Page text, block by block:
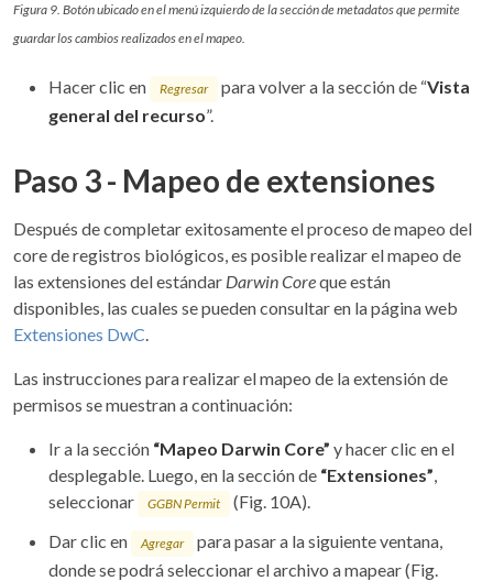
Figura 9. Botón ubicado en el menú izquierdo de la sección de metadatos que permite
guardar los cambios realizados en el mapeo.
Hacer clic en Regresar para volver a la sección de “Vista
general del recurso”.
Paso 3 - Mapeo de extensiones
Después de completar exitosamente el proceso de mapeo del
core de registros biológicos, es posible realizar el mapeo de
las extensiones del estándar Darwin Coreque están
disponibles, las cuales se pueden consultar en la página web
Extensiones DwC.
Las instrucciones para realizar el mapeo de la extensión de
permisos se muestran a continuación:
Ir a la sección “Mapeo Darwin Core” y hacer clic en el
desplegable. Luego, en la sección de “Extensiones”,
seleccionar
GGBN Permit
(Fig. 10A).
Dar clic en
Agregar
para pasar a la siguiente ventana,
donde se podrá seleccionar el archivo a mapear (Fig.